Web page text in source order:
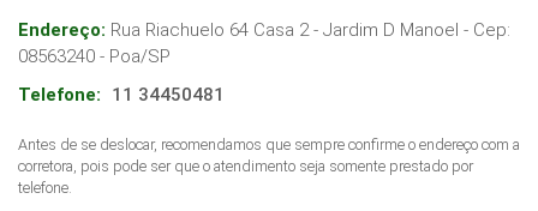
Endereço: Rua Riachuelo 64 Casa 2 - Jardim D Manoel - Cep:
08563240 - Poa/SP
Telefone:
11 34450481
Antes de se deslocar, recomendamos que sempre confirme o endereço com a
corretora, pois pode ser que o atendimento seja somente prestado por
telefone.